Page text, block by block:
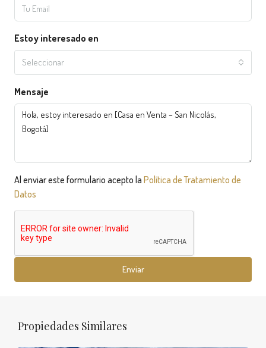
Estoy interesado en
Seleccionar
Mensaje
Al enviar este formulario acepto la Política de Tratamiento de
Datos
Enviar
Propiedades Similares